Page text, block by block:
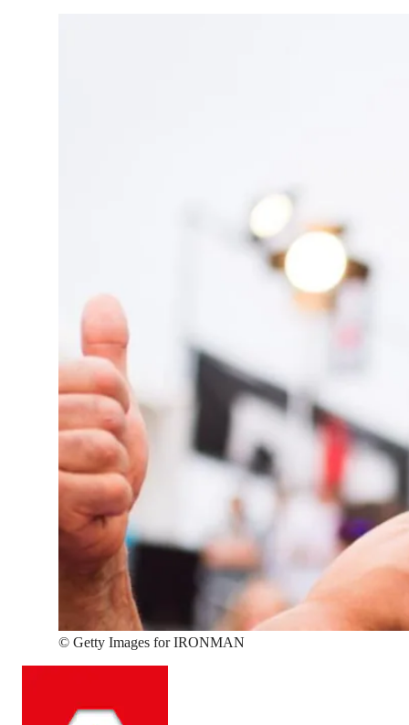
© Getty Images for IRONMAN